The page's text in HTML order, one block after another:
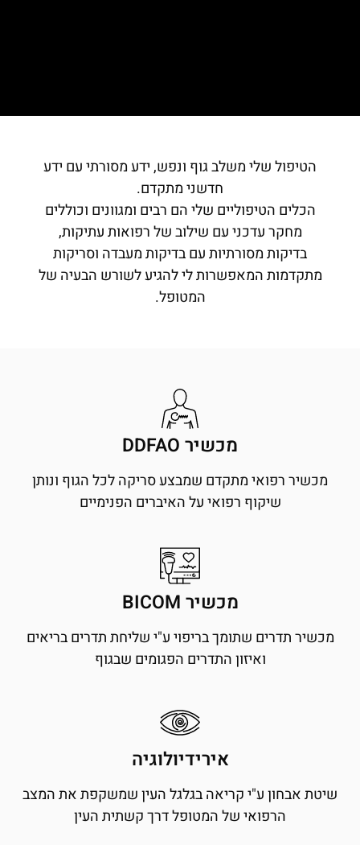
הטיפול שלי משלב גוף ונפש, ידע מסורתי עם ידע
חדשני מתקדם.
הכלים הטיפוליים שלי הם רבים ומגוונים וכוללים
מחקר עדכני עם שילוב של רפואות עתיקות,
בדיקות מסורתיות עם בדיקות מעבדה וסריקות
מתקדמות המאפשרות לי להגיע לשורש הבעיה של
המטופל.
מכשיר DDFAO
מכשיר רפואי מתקדם שמבצע סריקה לכל הגוף ונותן
שיקוף רפואי על האיברים הפנימיים
מכשיר BICOM
מכשיר תדרים שתומך בריפוי ע"י שליחת תדרים בריאים
ואיזון התדרים הפגומים שבגוף
אירידיולוגיה
שיטת אבחון ע"י קריאה בגלגל העין שמשקפת את המצב
הרפואי של המטופל דרך קשתית העין